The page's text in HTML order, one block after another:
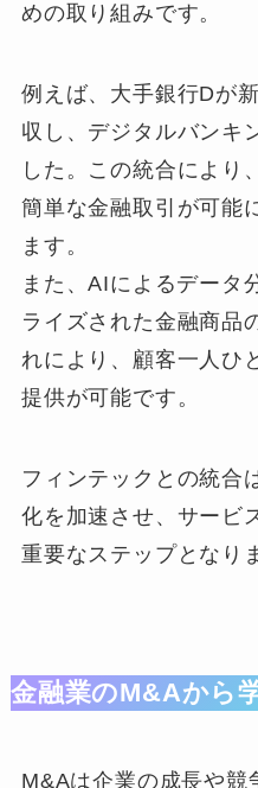
めの取り組みです。
例えば、大手銀行Dが
収し、デジタルバンキ
した。この統合により
簡単な金融取引が可能
ます。
また、AIによるデータ
ライズされた金融商品
れにより、顧客一人ひ
提供が可能です。
フィンテックとの統合
化を加速させ、サービ
重要なステップとなり
金融業のM&Aから
M&Aは企業の成長や競